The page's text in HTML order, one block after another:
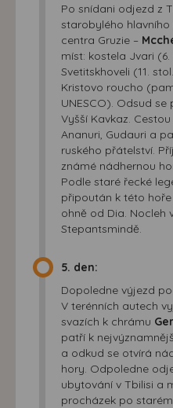
Po snídani odjezd z
starobylého
centra Gruzie –
míst: kostela Jvari
Svetitskhoveli (11.
Kristovo roucho
UNESCO). Odsud
Vyšší Kavkaz.
Ananuri, Gudauri a
ruského přátelství.
známé nádhernou
Podle staré řecké
připoután k této
ohně od Dia. Nocleh
Stepantsmindě.
5. den:
Dopoledne výjezd
V terénních autech
svazích k chrámu
patří k
a odkud se otvírá
hory. Odpoledne
ubytování v Tbilisi a
procházek po